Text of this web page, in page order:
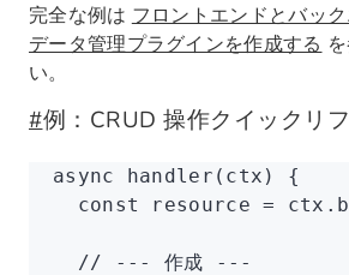
完全な例は フロントエンドとバッ
データ管理プラグインを作成する
い。
#例：CRUD 操作クイックリ
async handler (ctx) {
  const
resource = ctx .
  // --- 作成 ---